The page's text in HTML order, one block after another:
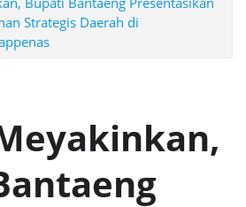
Strategis Daerah di